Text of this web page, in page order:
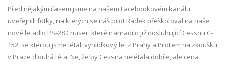
Před nějakým časem jsme na našem Facebookovém kanálu
uveřejnili fotky, na kterých se náš pilot Radek přeškoloval na naše
nové letadlo PS-28 Cruiser, které nahradilo již dosluhující Cessnu C-
152, se kterou jsme létali vyhlídkový let z Prahy a Pilotem na zkoušku
v Praze dlouhá léta. Ne, že by Cessna nelétala dobře, ale cena